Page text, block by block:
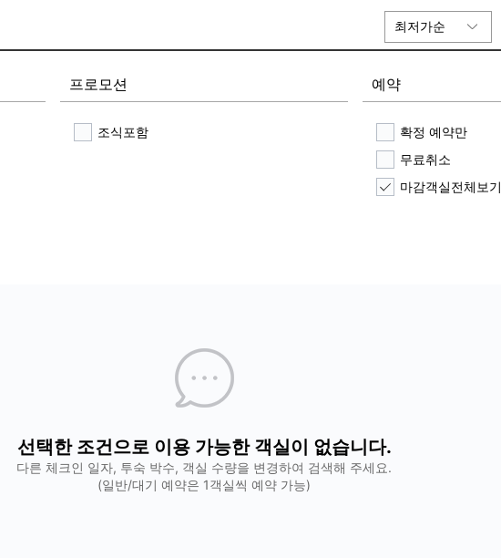
최저가순
프로모션
조식포함
예약
확정 예약만
무료취소
마감객실전체보기
선택한 조건으로 이용 가능한 객실이 없습니다.
다른 체크인 일자, 투숙 박수, 객실 수량을 변경하여 검색해 주세요.
(일반/대기 예약은 1객실씩 예약 가능)